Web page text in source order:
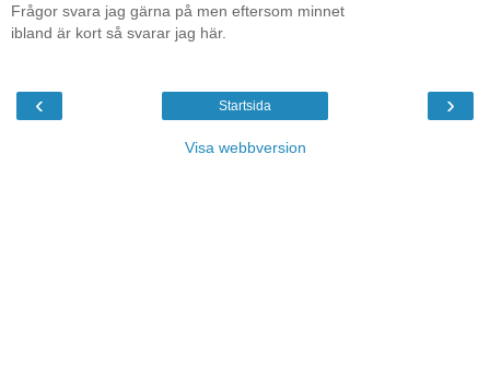
Frågor svara jag gärna på men eftersom minnet
ibland är kort så svarar jag här.
‹ ›
Startsida
Visa webbversion